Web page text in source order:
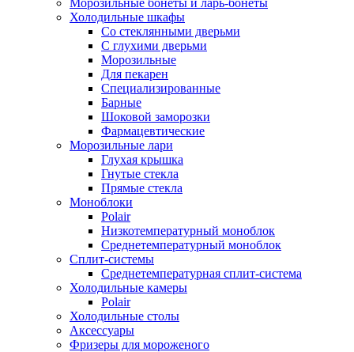
Холодильные шкафы
Со стеклянными дверьми
С глухими дверьми
Морозильные
Для пекарен
Специализированные
Барные
Шоковой заморозки
Фармацевтические
Морозильные лари
Глухая крышка
Гнутые стекла
Прямые стекла
Моноблоки
Polair
Низкотемпературный моноблок
Среднетемпературный моноблок
Сплит-системы
Среднетемпературная сплит-система
Холодильные камеры
Polair
Холодильные столы
Аксессуары
Фризеры для мороженого